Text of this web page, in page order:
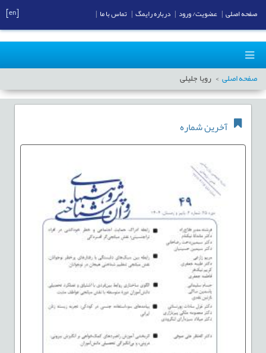
صفحه اصلی رویا جلیلی
آخرین شماره
صفحه اصلی عضویت/ ورود درباره رایمگ تماس با ما